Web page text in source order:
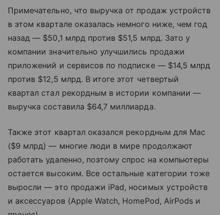
Примечательно, что выручка от продаж устройств
в этом квартале оказалась немного ниже, чем год
назад — $50,1 млрд против $51,5 млрд. Зато у
компании значительно улучшились продажи
приложений и сервисов по подписке — $14,5 млрд
против $12,5 млрд. В итоге этот четвертый
квартал стал рекордным в истории компании —
выручка составила $64,7 миллиарда.
Также этот квартал оказался рекордным для Mac
($9 млрд) — многие люди в мире продолжают
работать удаленно, поэтому спрос на компьютеры
остается высоким. Все остальные категории тоже
выросли — это продажи iPad, носимых устройств
и аксессуаров (Apple Watch, HomePod, AirPods и